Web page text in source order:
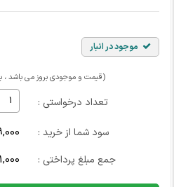
موجود در انبار
(قیمت و موجودی بروز می باشد ،
تعداد درخواستی :
سود شما از خرید : 69,000
جمع مبلغ پرداختی :